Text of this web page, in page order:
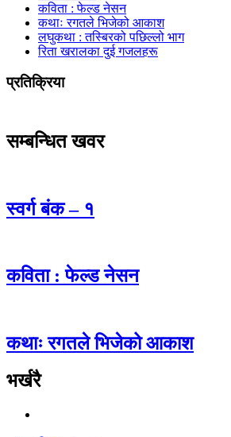
कविता : फेल्ड नेसन
कथाः रगतले भिजेको आकाश
लघुकथा : तस्बिरको पछिल्लो भाग
रिता खरालका दुई गजलहरू
प्रतिक्रिया
सम्बन्धित खवर
स्वर्ग बंक – १
कविता : फेल्ड नेसन
कथाः रगतले भिजेको आकाश
भर्खरै